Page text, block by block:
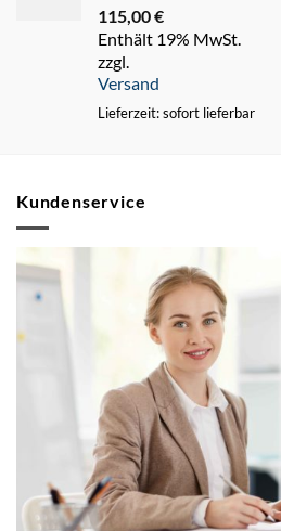
115,00€
Enthält 19% MwSt.
zzgl.
Versand
Lieferzeit: sofort lieferbar
Kundenservice